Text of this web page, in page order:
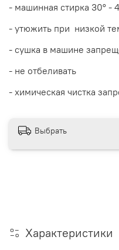
- машинная стирка 30° -
- утюжить при низкой
- сушка в машине
- не отбеливать
- химическая чистка
Выбрать
Характеристики